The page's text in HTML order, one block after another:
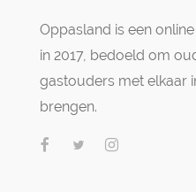
Oppasland is een
in 2017, bedoeld om
gastouders met elkaar
brengen.